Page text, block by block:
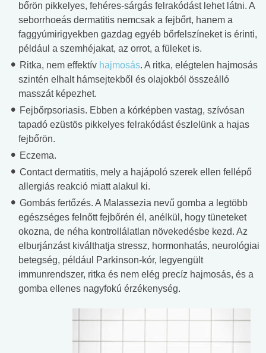
bőrön pikkelyes, fehéres-sárgás felrakódást lehet látni. A
seborrhoeás dermatitis nemcsak a fejbőrt, hanem a
faggyúmirigyekben gazdag egyéb bőrfelszíneket is érinti,
például a szemhéjakat, az orrot, a füleket is.
Ritka, nem effektív hajmosás. A ritka, elégtelen hajmosás
szintén elhalt hámsejtekből és olajokból összeálló
masszát képezhet.
Fejbőrpsoriasis. Ebben a kórképben vastag, szívósan
tapadó ezüstös pikkelyes felrakódást észlelünk a hajas
fejbőrön.
Eczema.
Contact dermatitis, mely a hajápoló szerek ellen fellépő
allergiás reakció miatt alakul ki.
Gombás fertőzés. A Malassezia nevű gomba a legtöbb
egészséges felnőtt fejbőrén él, anélkül, hogy tüneteket
okozna, de néha kontrollálatlan növekedésbe kezd. Az
elburjánzást kiválthatja stressz, hormonhatás, neurológiai
betegség, például Parkinson-kór, legyengült
immunrendszer, ritka és nem elég precíz hajmosás, és a
gomba ellenes nagyfokú érzékenység.